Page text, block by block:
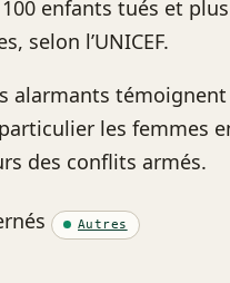
enfants tués et
selon l’UNICEF.
alarmants
les femmes
des conflits armés.
Autres